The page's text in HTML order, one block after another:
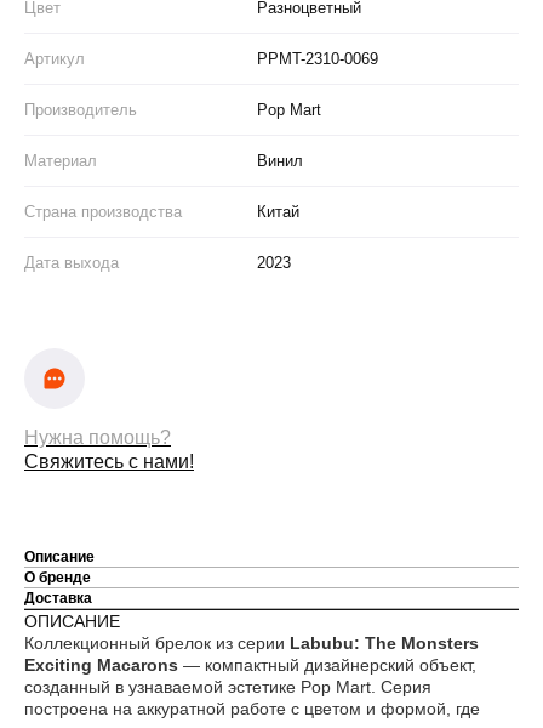
Цвет Разноцветный
Артикул PPMT-2310-0069
Производитель Pop Mart
Материал Винил
Страна производства Китай
Дата выхода 2023
Нужна помощь?
Свяжитесь с нами!
Описание
О бренде
Доставка
ОПИСАНИЕ
Коллекционный брелок из серии Labubu: The Monsters
Exciting Macarons — компактный дизайнерский объект,
созданный в узнаваемой эстетике Pop Mart. Серия
построена на аккуратной работе с цветом и формой, где
Оплата частями